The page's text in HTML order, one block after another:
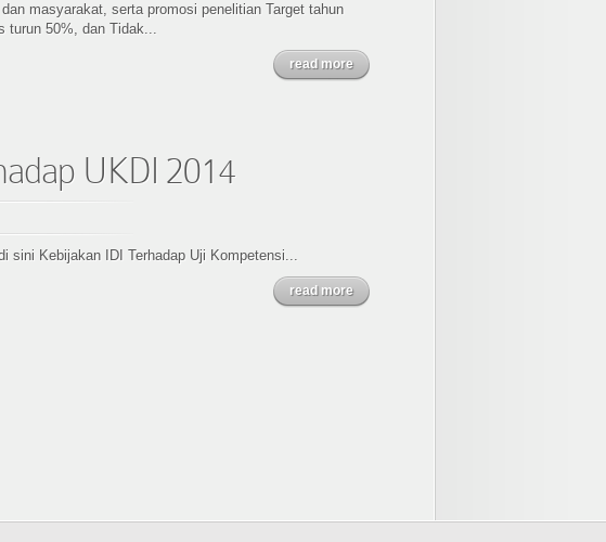
masyarakat, serta promosi penelitian Target tahun
turun 50%, dan Tidak...
read more
UKDI 2014
sini Kebijakan IDI Terhadap Uji Kompetensi...
read more